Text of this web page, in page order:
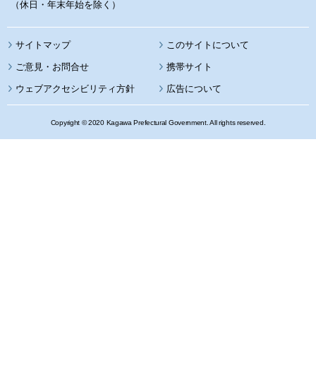
（休日・年末年始を除く）
サイトマップ このサイトについて
携帯サイト
ウェブアクセシビリティ方針 広告について
Copyright © 2020 Kagawa Prefectural Government. All rights reserved.